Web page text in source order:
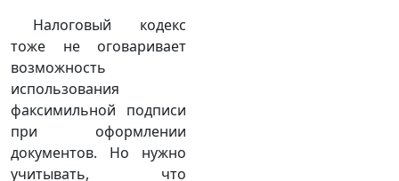
Налоговый кодекс
тоже не оговаривает
возможность
использования
факсимильной подписи
при оформлении
документов. Но нужно
учитывать, что